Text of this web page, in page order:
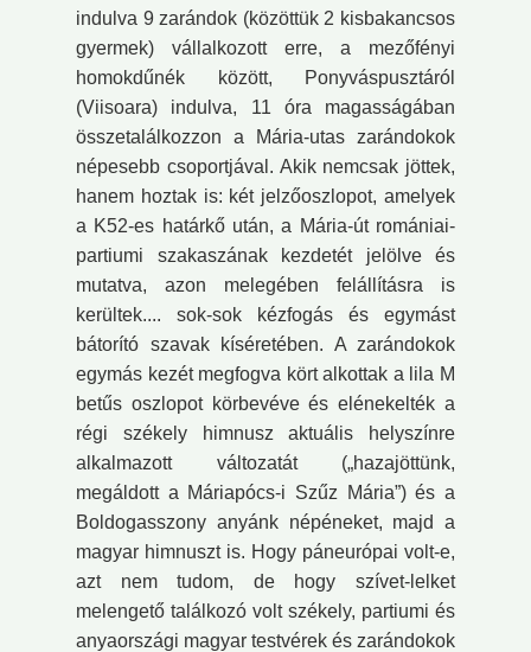
indulva 9 zarándok (közöttük 2 kisbakancsos
gyermek) vállalkozott erre, a mezőfényi
homokdűnék között, Ponyváspusztáról
(Viisoara) indulva, 11 óra magasságában
összetalálkozzon a Mária-utas zarándokok
népesebb csoportjával. Akik nemcsak jöttek,
hanem hoztak is: két jelzőoszlopot, amelyek
a K52-es határkő után, a Mária-út romániai-
partiumi szakaszának kezdetét jelölve és
mutatva, azon melegében felállításra is
kerültek.... sok-sok kézfogás és egymást
bátorító szavak kíséretében. A zarándokok
egymás kezét megfogva kört alkottak a lila M
betűs oszlopot körbevéve és elénekelték a
régi székely himnusz aktuális helyszínre
alkalmazott változatát („hazajöttünk,
megáldott a Máriapócs-i Szűz Mária”) és a
Boldogasszony anyánk népéneket, majd a
magyar himnuszt is. Hogy páneurópai volt-e,
azt nem tudom, de hogy szívet-lelket
melengető találkozó volt székely, partiumi és
anyaországi magyar testvérek és zarándokok